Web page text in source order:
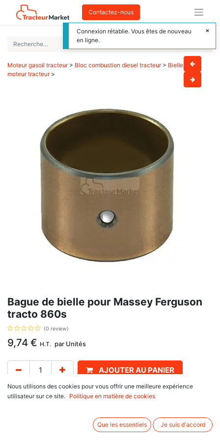
Contactez-nous
Moteur gasoil tracteur> Bloc combustion diesel tracteur> Bielle
moteur tracteur>
Bague de bielle pour Massey Ferguson
tracto 860s
(0 review)
9,74 € H.T. par Unités
AJOUTER AU PANIER
Délai de livraison : 1 semaine
trous 5,30 mm, avec pour référence d'origine 3112E011, 3112E041
Informations complémentaires:
Nous utilisons des cookies pour vous offrir une meilleure expérience
utilisateur sur ce site.
Politique en matière de cookies
Que les essentiels Je suis d'accord
Connexion rétablie. Vous êtes de nouveau
en ligne.